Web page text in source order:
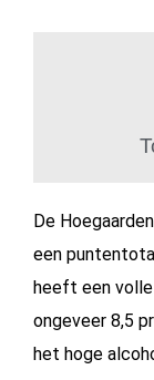
De
een
heeft een
ongeveer 8,5
het hoge